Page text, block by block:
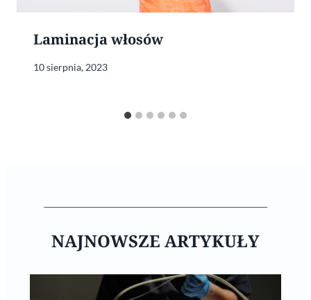
Laminacja włosów
10 sierpnia, 2023
NAJNOWSZE ARTYKUŁY